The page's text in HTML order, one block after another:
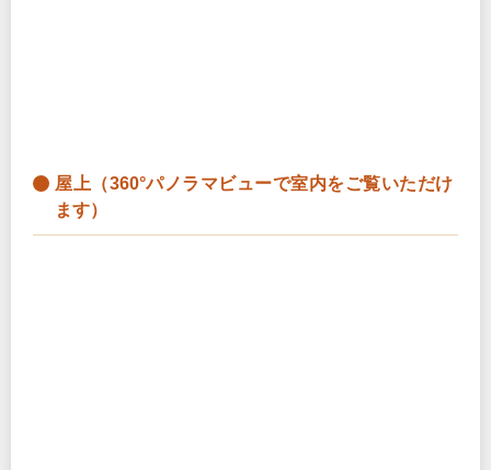
屋上（360°パノラマビューで室内をご覧いただけ
ます）